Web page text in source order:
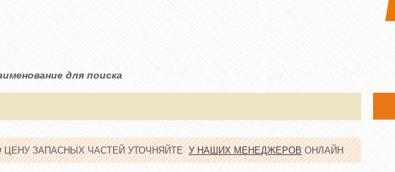
для поиска
ЦЕНУ ЗАПАСНЫХ ЧАСТЕЙ УТОЧНЯЙТЕУ НАШИХ МЕНЕДЖЕРОВОНЛАЙН